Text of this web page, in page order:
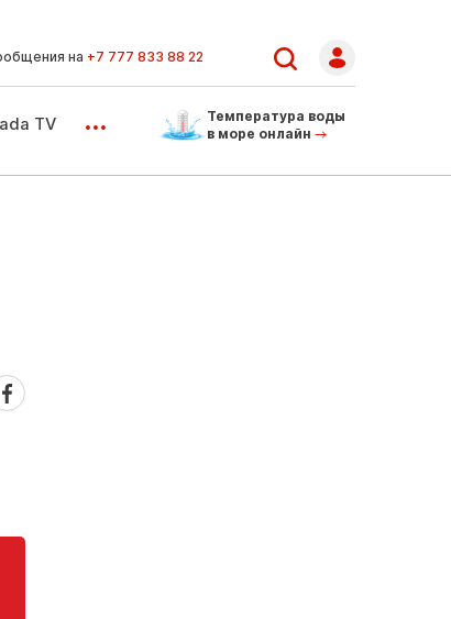
на +7 777 833 88 22
TV ...
Температура воды
в море онлайн